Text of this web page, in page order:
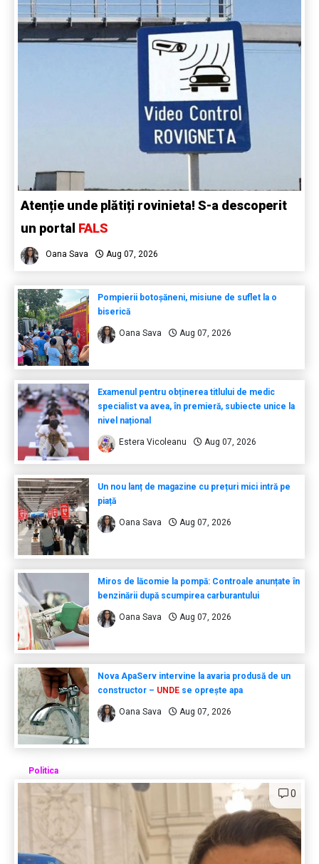
Atenție unde plătiți rovinieta! S-a descoperit
un portal FALS
Oana Sava Aug 07, 2026
Pompierii botoșăneni, misiune de suflet la o
biserică
Oana Sava Aug 07, 2026
Examenul pentru obținerea titlului de medic
specialist va avea, în premieră, subiecte unice la
nivel național
Estera Vicoleanu Aug 07, 2026
Un nou lanț de magazine cu prețuri mici intră pe
piață
Oana Sava Aug 07, 2026
Miros de lăcomie la pompă: Controale anunțate în
benzinării după scumpirea carburantului
Oana Sava Aug 07, 2026
Nova ApaServ intervine la avaria produsă de un
constructor – UNDEse oprește apa
Oana Sava Aug 07, 2026
Politica
0